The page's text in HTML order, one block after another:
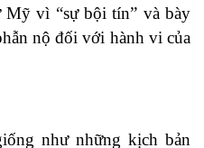
Mỹ vì “sự bội tín” và bày
nộ đối với hành vi của
như những kịch bản